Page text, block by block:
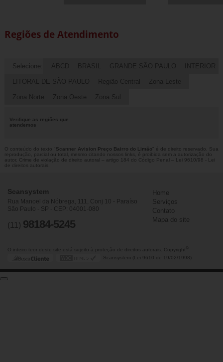
Regiões de Atendimento
Selecione: ABCD BRASIL GRANDE SÃO PAULO INTERIOR
LITORAL DE SÃO PAULO Região Central Zona Leste
Zona Norte Zona Oeste Zona Sul
Verifique as regiões que
atendemos
O conteúdo do texto " Scanner Avision Preço Bairro do Limão " é de direito reservado. Sua
reprodução, parcial ou total, mesmo citando nossos links, é proibida sem a autorização do
autor. Crime de violação de direito autoral – artigo 184 do Código Penal –
Lei 9610/98 - Lei
de direitos autorais
Scansystem
Rua Manoel da Nóbrega, 111, Conj 10 - Paraíso
São Paulo - SP - CEP: 04001-080
(11) 98184-5245
Home
Serviços
Contato
Mapa do site
O inteiro teor deste site está sujeito à proteção de direitos autorais. Copyright
Scansystem (Lei 9610 de 19/02/1998)